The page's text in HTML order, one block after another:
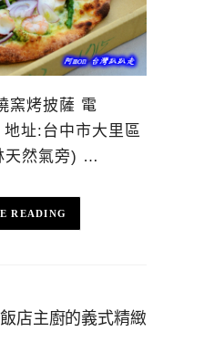
窯烤披薩 電
址:台中市大里區
天然氣旁) …
READING
店主廚的義式精緻